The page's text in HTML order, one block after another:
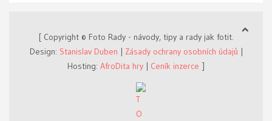
[ Copyright © Foto Rady - návody, tipy a rady jak fotit.
Design: Stanislav Duben | Zásady ochrany osobních údajů|
Hosting: AfroDita hry | Ceník inzerce ]